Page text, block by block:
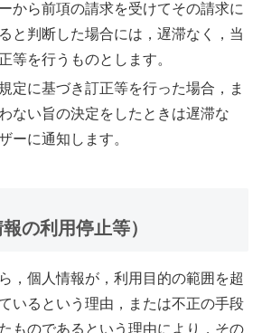
から前項の請求を受けてその請求に
と判断した場合には，遅滞なく，当
等を行うものとします。
定に基づき訂正等を行った場合，ま
ない旨の決定をしたときは遅滞な
ーに通知します。
の利用停止等）
，個人情報が，利用目的の範囲を超
いるという理由，または不正の手段
ものであるという理由により，その